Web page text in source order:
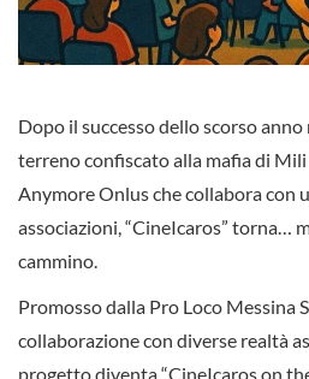
Dopo il successo dello scorso
terreno confiscato alla mafia di
Anymore Onlus che collabora con
associazioni, “CineIcaros” torna…
cammino.
Promosso dalla Pro Loco Messina
collaborazione con diverse realtà
progetto diventa “CineIcaros on